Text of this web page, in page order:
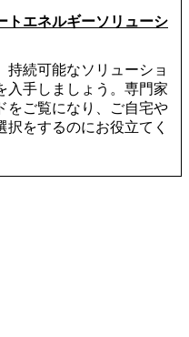
トエネルギーソリューシ
持続可能なソリューショ
入手しましょう。専門家
をご覧になり、ご自宅や
択をするのにお役立てく